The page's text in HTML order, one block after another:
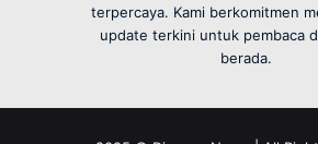
terpercaya. Kami berkomitmen
update terkini untuk pembaca
berada.